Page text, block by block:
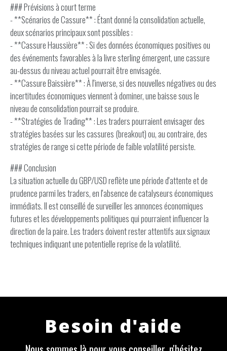
### Prévisions à court terme
- **Scénarios de Cassure** : Étant donné la consolidation actuelle,
deux scénarios principaux sont possibles :
- **Cassure Haussière** : Si des données économiques positives ou
des événements favorables à la livre sterling émergent, une cassure
au-dessus du niveau actuel pourrait être envisagée.
- **Cassure Baissière** : À l'inverse, si des nouvelles négatives ou des
incertitudes économiques viennent à dominer, une baisse sous le
niveau de consolidation pourrait se produire.
- **Stratégies de Trading** : Les traders pourraient envisager des
stratégies basées sur les cassures (breakout) ou, au contraire, des
stratégies de range si cette période de faible volatilité persiste.
### Conclusion
La situation actuelle du GBP/USD reflète une période d'attente et de
prudence parmi les traders, en l'absence de catalyseurs économiques
immédiats. Il est conseillé de surveiller les annonces économiques
futures et les développements politiques qui pourraient influencer la
direction de la paire. Les traders doivent rester attentifs aux signaux
techniques indiquant une potentielle reprise de la volatilité.
Besoin d'aide